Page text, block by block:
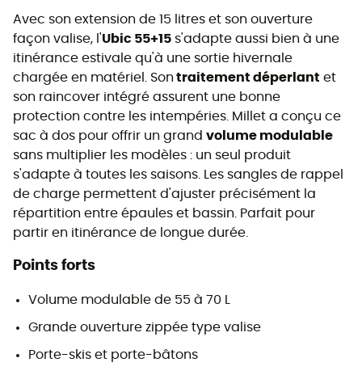
Avec son extension de 15 litres et son ouverture
façon valise, l'Ubic 55+15 s'adapte aussi bien à une
itinérance estivale qu'à une sortie hivernale
chargée en matériel. Son traitement déperlant et
son raincover intégré assurent une bonne
protection contre les intempéries. Millet a conçu ce
sac à dos pour offrir un grand volume modulable
sans multiplier les modèles : un seul produit
s'adapte à toutes les saisons. Les sangles de rappel
de charge permettent d'ajuster précisément la
répartition entre épaules et bassin. Parfait pour
partir en itinérance de longue durée.
Points forts
Volume modulable de 55 à 70 L
Grande ouverture zippée type valise
Porte-skis et porte-bâtons